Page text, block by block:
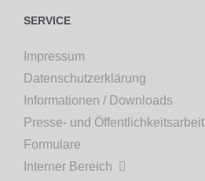
SERVICE
Impressum
Datenschutzerklärung
Informationen / Downloads
Presse- und Öffentlichkeitsarbeit
Formulare
Interner Bereich
